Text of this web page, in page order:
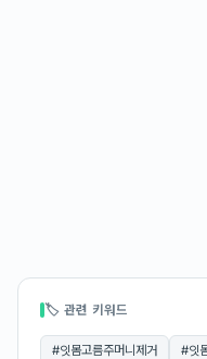
🏷 관련 키워드
#잇몸고름주머니제거 #잇